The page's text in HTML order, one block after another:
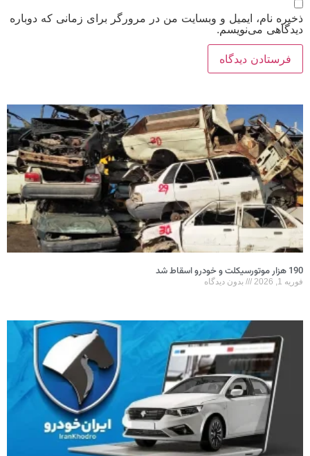
ذخیره نام، ایمیل و وبسایت من در مرورگر برای زمانی که دوباره
دیدگاهی می‌نویسم.
190 هزار موتورسیکلت و خودرو اسقاط شد
فوریه 1, 2026 بدون دیدگاه